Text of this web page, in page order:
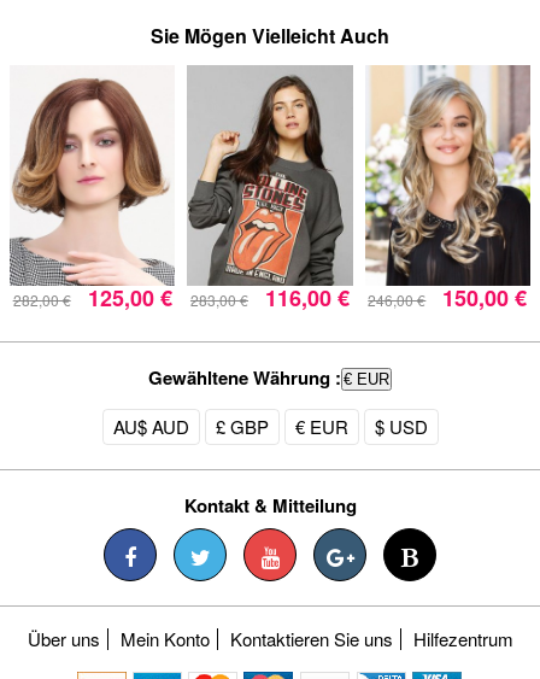
Sie Mögen Vielleicht Auch
282,00 € 125,00 € 283,00 € 116,00 € 246,00 € 150,00 €
Gewähltene Währung : € EUR
AU$ AUD £ GBP € EUR $ USD
Kontakt & Mitteilung
Über uns Mein Konto Kontaktieren Sie uns Hilfezentrum